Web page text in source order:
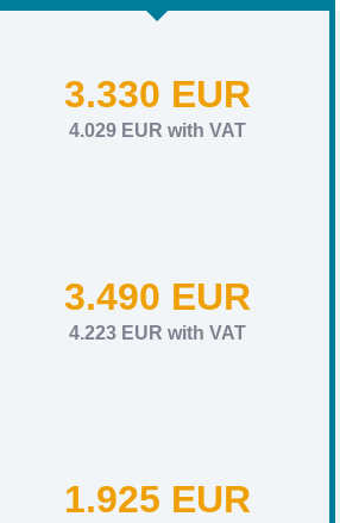
3.330 EUR
4.029 EUR with VAT
3.490 EUR
4.223 EUR with VAT
1.925 EUR